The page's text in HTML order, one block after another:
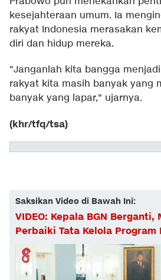
kesejahteraan umum. Ia
rakyat Indonesia merasakan
diri dan hidup mereka.
"Janganlah kita bangga
rakyat kita masih banyak yang
banyak yang lapar," ujarnya.
(khr/tfq/tsa)
Saksikan Video di Bawah Ini:
VIDEO: Kepala BGN Berganti,
Perbaiki Tata Kelola Program